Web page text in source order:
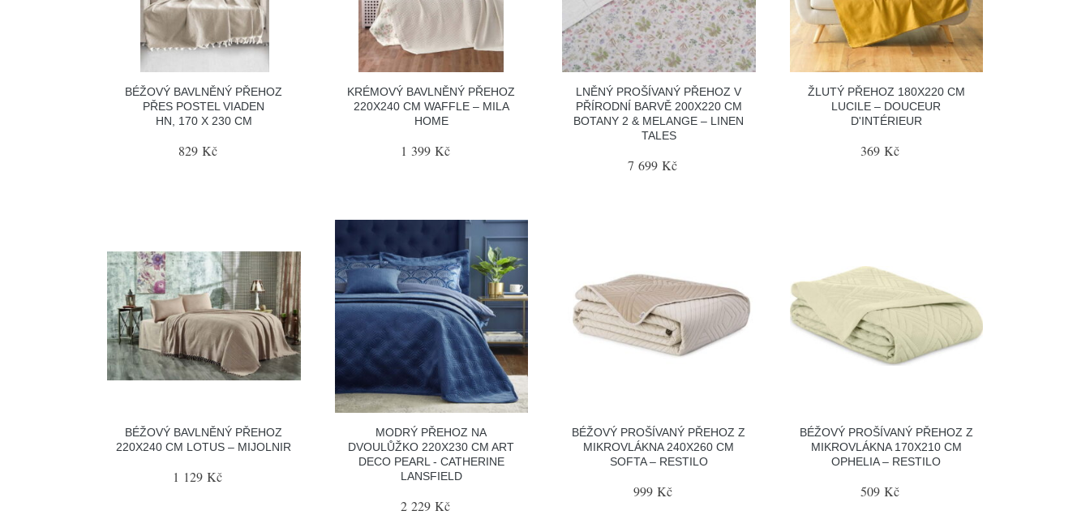
BÉŽOVÝ BAVLNĚNÝ PŘEHOZ
PŘES POSTEL VIADEN
HN, 170 X 230 CM
829 Kč
KRÉMOVÝ BAVLNĚNÝ PŘEHOZ
220X240 CM WAFFLE – MILA
HOME
1 399 Kč
LNĚNÝ PROŠÍVANÝ PŘEHOZ V
PŘÍRODNÍ BARVĚ 200X220 CM
BOTANY 2 & MELANGE – LINEN
TALES
7 699 Kč
ŽLUTÝ PŘEHOZ 180X220 CM
LUCILE – DOUCEUR
D'INTÉRIEUR
369 Kč
BÉŽOVÝ BAVLNĚNÝ PŘEHOZ
220X240 CM LOTUS – MIJOLNIR
1 129 Kč
MODRÝ PŘEHOZ NA
DVOULŮŽKO 220X230 CM ART
DECO PEARL - CATHERINE
LANSFIELD
2 229 Kč
BÉŽOVÝ PROŠÍVANÝ PŘEHOZ Z
MIKROVLÁKNA 240X260 CM
SOFTA – RESTILO
999 Kč
BÉŽOVÝ PROŠÍVANÝ PŘEHOZ Z
MIKROVLÁKNA 170X210 CM
OPHELIA – RESTILO
509 Kč